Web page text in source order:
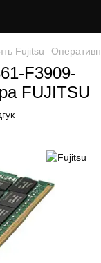
Fujitsu
F3909-
FUJITSU